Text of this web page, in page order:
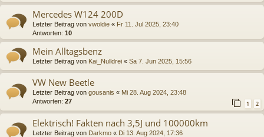
Mercedes W124 200D
Letzter Beitrag von vwoldie « Fr 11. Jul 2025, 23:40
Antworten: 10
Mein Alltagsbenz
Letzter Beitrag von Kai_Nulldrei « Sa 7. Jun 2025, 15:56
VW New Beetle
Letzter Beitrag von gousanis « Mi 28. Aug 2024, 23:48
Antworten: 27 1 2
Elektrisch! Fakten nach 3,5J und 100000km
Letzter Beitrag von Darkmo « Di 13. Aug 2024, 17:36